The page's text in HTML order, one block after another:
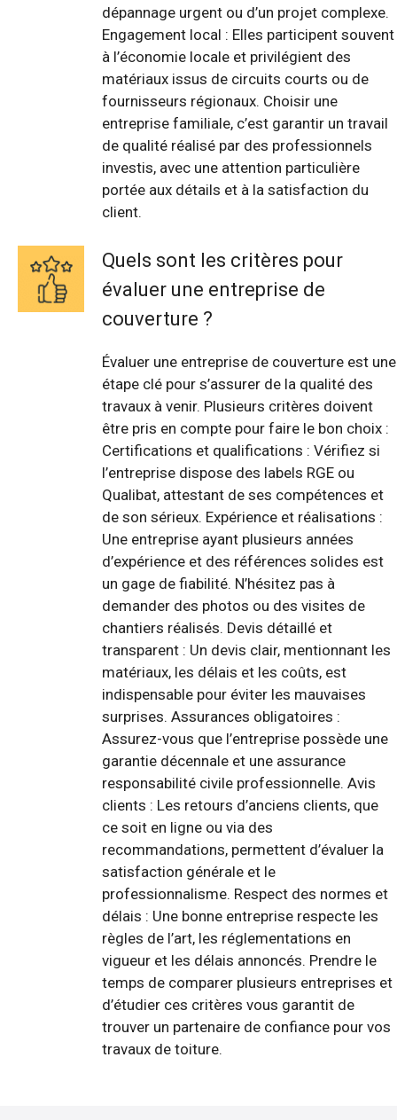
dépannage urgent ou d’un projet complexe.
Engagement local : Elles participent souvent
à l’économie locale et privilégient des
matériaux issus de circuits courts ou de
fournisseurs régionaux. Choisir une
entreprise familiale, c’est garantir un travail
de qualité réalisé par des professionnels
investis, avec une attention particulière
portée aux détails et à la satisfaction du
client.
Quels sont les critères pour
évaluer une entreprise de
couverture ?
Évaluer une entreprise de couverture est une
étape clé pour s’assurer de la qualité des
travaux à venir. Plusieurs critères doivent
être pris en compte pour faire le bon choix :
Certifications et qualifications : Vérifiez si
l’entreprise dispose des labels RGE ou
Qualibat, attestant de ses compétences et
de son sérieux. Expérience et réalisations :
Une entreprise ayant plusieurs années
d’expérience et des références solides est
un gage de fiabilité. N’hésitez pas à
demander des photos ou des visites de
chantiers réalisés. Devis détaillé et
transparent : Un devis clair, mentionnant les
matériaux, les délais et les coûts, est
indispensable pour éviter les mauvaises
surprises. Assurances obligatoires :
Assurez-vous que l’entreprise possède une
garantie décennale et une assurance
responsabilité civile professionnelle. Avis
clients : Les retours d’anciens clients, que
ce soit en ligne ou via des
recommandations, permettent d’évaluer la
satisfaction générale et le
professionnalisme. Respect des normes et
délais : Une bonne entreprise respecte les
règles de l’art, les réglementations en
vigueur et les délais annoncés. Prendre le
temps de comparer plusieurs entreprises et
d’étudier ces critères vous garantit de
trouver un partenaire de confiance pour vos
travaux de toiture.